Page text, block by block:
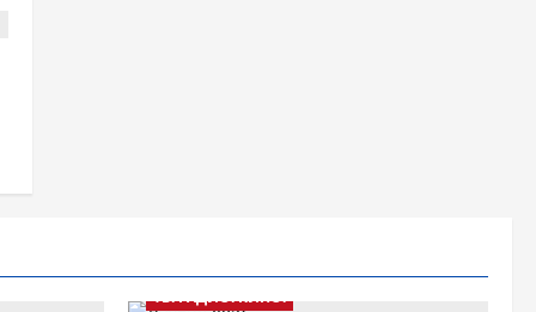
ТВ. РАДИО. КИНО.